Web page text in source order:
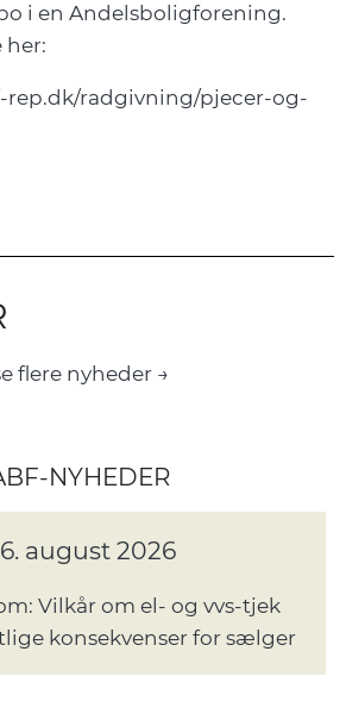
i en Andelsboligforening.
her:
rep.dk/radgivning/pjecer-og-
flere nyheder →
NYHEDER
august 2026
Vilkår om el- og vvs-tjek
konsekvenser for sælger